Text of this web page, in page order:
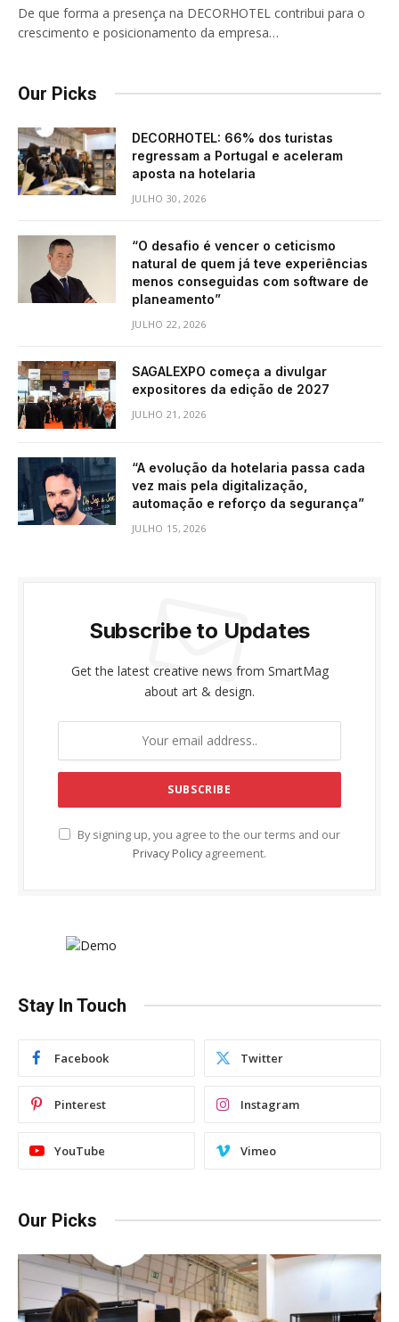
De que forma a presença na DECORHOTEL contribui para o
crescimento e posicionamento da empresa…
Our Picks
DECORHOTEL: 66% dos turistas
regressam a Portugal e aceleram
aposta na hotelaria
JULHO 30, 2026
“O desafio é vencer o ceticismo
natural de quem já teve experiências
menos conseguidas com software de
planeamento”
JULHO 22, 2026
SAGALEXPO começa a divulgar
expositores da edição de 2027
JULHO 21, 2026
“A evolução da hotelaria passa cada
vez mais pela digitalização,
automação e reforço da segurança”
JULHO 15, 2026
Subscribe to Updates
Get the latest creative news from SmartMag
about art & design.
By signing up, you agree to the our terms and our
Privacy Policy agreement.
Stay In Touch
Facebook Twitter
Pinterest Instagram
YouTube Vimeo
Our Picks